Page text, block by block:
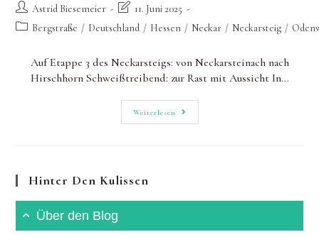
Beitrags-
Autor:
Astrid Biesemeier
Beitrag
zuletzt
geändert
11. Juni 2025
Beitrags-Bergstraße / Deutschland / Hessen / Neckar / Neckarsteig /
Auf Etappe 3 des Neckarsteigs: von Neckarsteinach nach
Hirschhorn Schweißtreibend: zur Rast mit Aussicht In…
Weiterlesen
Neckarsteig-
Etappe
Hinter Den Kulissen
Über den Blog